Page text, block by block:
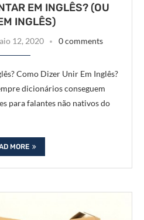
EM INGLÊS? (OU
INGLÊS)
12, 2020 0 comments
Como Dizer Unir Em Inglês?
dicionários conseguem
para falantes não nativos do
MORE